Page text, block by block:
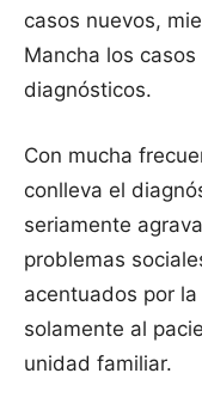
casos nuevos,
Mancha los
diagnósticos.
Con mucha
conlleva el
seriamente
problemas
acentuados por
solamente al
unidad familiar.